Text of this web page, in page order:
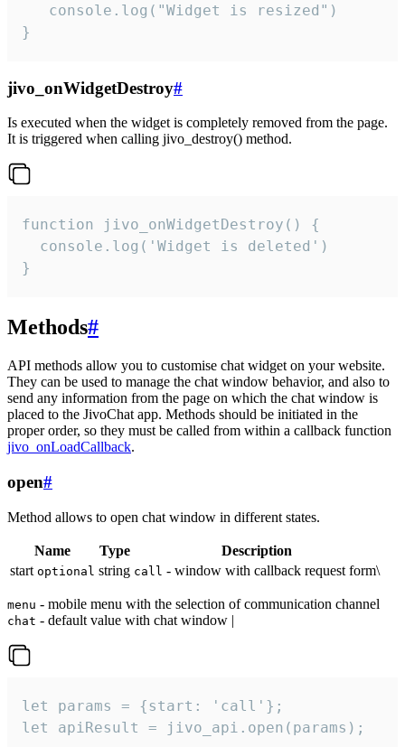
   console.log("Widget is resized")
}
jivo_onWidgetDestroy#
Is executed when the widget is completely removed from the page.
It is triggered when calling jivo_destroy() method.
function jivo_onWidgetDestroy() {
  console.log('Widget is deleted')
}
Methods#
API methods allow you to customise chat widget on your website.
They can be used to manage the chat window behavior, and also to
send any information from the page on which the chat window is
placed to the JivoChat app. Methods should be initiated in the
proper order, so they must be called from within a callback function
jivo_onLoadCallback.
open#
Method allows to open chat window in different states.
Name Type
Description
start optional string call - window with callback request form\
menu - mobile menu with the selection of communication channel
chat - default value with chat window |
let params = {start: 'call'};
let apiResult = jivo_api.open(params);